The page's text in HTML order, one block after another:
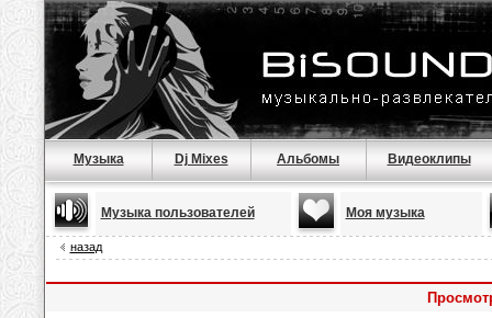
Музыка Dj Mixes Альбомы Видеоклипы
Музыка пользователей Моя музыка
назад